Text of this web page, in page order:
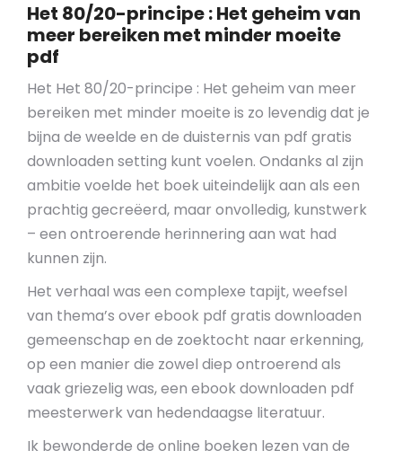
Het 80/20-principe : Het geheim van
meer bereiken met minder moeite
pdf
Het Het 80/20-principe : Het geheim van meer
bereiken met minder moeite is zo levendig dat je
bijna de weelde en de duisternis van pdf gratis
downloaden setting kunt voelen. Ondanks al zijn
ambitie voelde het boek uiteindelijk aan als een
prachtig gecreëerd, maar onvolledig, kunstwerk
– een ontroerende herinnering aan wat had
kunnen zijn.
Het verhaal was een complexe tapijt, weefsel
van thema’s over ebook pdf gratis downloaden
gemeenschap en de zoektocht naar erkenning,
op een manier die zowel diep ontroerend als
vaak griezelig was, een ebook downloaden pdf
meesterwerk van hedendaagse literatuur.
Ik bewonderde de online boeken lezen van de